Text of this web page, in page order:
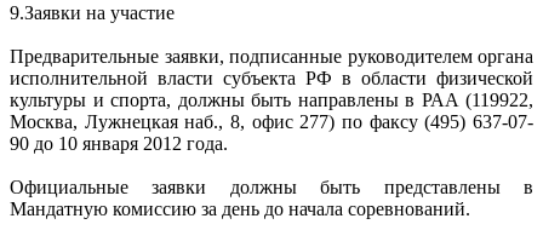
9.Заявки на участие
Предварительные заявки, подписанные руководителем органа
исполнительной власти субъекта РФ в области физической
культуры и спорта, должны быть направлены в РАА (119922,
Москва, Лужнецкая наб., 8, офис 277) по факсу (495) 637-07-
90 до 10 января 2012 года.
Официальные заявки должны быть представлены в
Мандатную комиссию за день до начала соревнований.